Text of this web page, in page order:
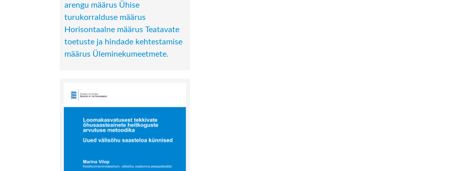
arengu määrus Ühise
turukorralduse määrus
Horisontaalne määrus Teatavate
toetuste ja hindade kehtestamise
määrus Üleminekumeetmete.